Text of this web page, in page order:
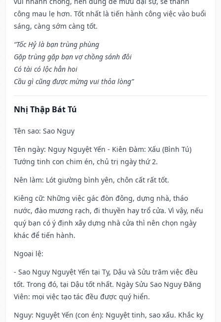
công mau lẹ hơn. Tốt nhất là tiến hành công việc vào buổi
sáng, càng sớm càng tốt.
“Tốc Hỷ là bạn trùng phùng
Gặp trùng gặp bạn vợ chồng sánh đôi
Có tài có lộc hẳn hoi
Cầu gì cũng được mừng vui thỏa lòng”
Nhị Thập Bát Tú
Tên sao: Sao Nguy
Tên ngày: Nguy Nguyệt Yến - Kiên Đàm: Xấu (Bình Tú)
Tướng tinh con chim én, chủ trị ngày thứ 2.
Nên làm: Lót giường bình yên, chôn cất rất tốt.
Kiêng cữ: Những việc gác đòn đông, dựng nhà, tháo
nước, đào mương rạch, đi thuyền hay trổ cửa. Vì vậy, nếu
quý bạn có ý định xây dựng nhà cửa thì nên chọn ngày
khác để tiến hành.
Ngoại lệ:
- Sao Nguy Nguyệt Yến tại Tỵ, Dậu và Sửu trăm việc đều
tốt. Trong đó, tại Dậu tốt nhất. Ngày Sửu Sao Nguy Đăng
Viên: mọi việc tạo tác đều được quý hiển.
Nguy: Nguyệt Yến (con én): Nguyệt tinh, sao xấu. Khắc kỵ